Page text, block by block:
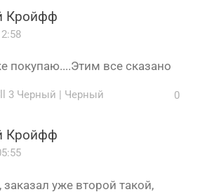
Кройфф
покупаю....Этим все сказано
3 Черный | Черный 0
Кройфф
уже второй такой,